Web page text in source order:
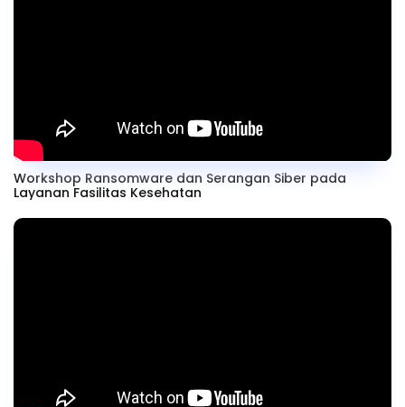
Workshop Ransomware dan Serangan Siber pada
Layanan Fasilitas Kesehatan